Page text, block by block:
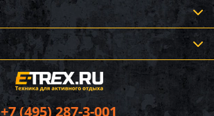
+7 (495) 287-3-001